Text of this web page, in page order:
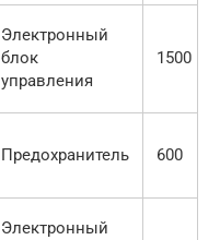
Электронный
блок
управления
1500
Предохранитель 600
Электронный